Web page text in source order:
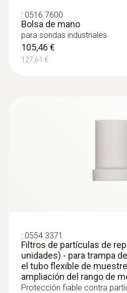
: 0516 7600
Bolsa de mano
para sondas industriales
105,46 €
127,61 €
: 0554 3371
Filtros de partículas de
unidades) - para trampa
el tubo flexible de
ampliación del rango de
Protección fiable contra